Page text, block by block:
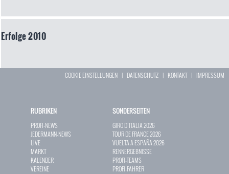
Erfolge 2010
COOKIE EINSTELLUNGEN | DATENSCHUTZ | KONTAKT| IMPRESSUM
RUBRIKEN
PROFI-NEWS
JEDERMANN-NEWS
LIVE
MARKT
KALENDER
VEREINE
SONDERSEITEN
GIRO D`ITALIA 2026
TOUR DE FRANCE 2026
VUELTA A ESPAÑA 2026
RENNERGEBNISSE
PROFI-TEAMS
PROFI-FAHRER